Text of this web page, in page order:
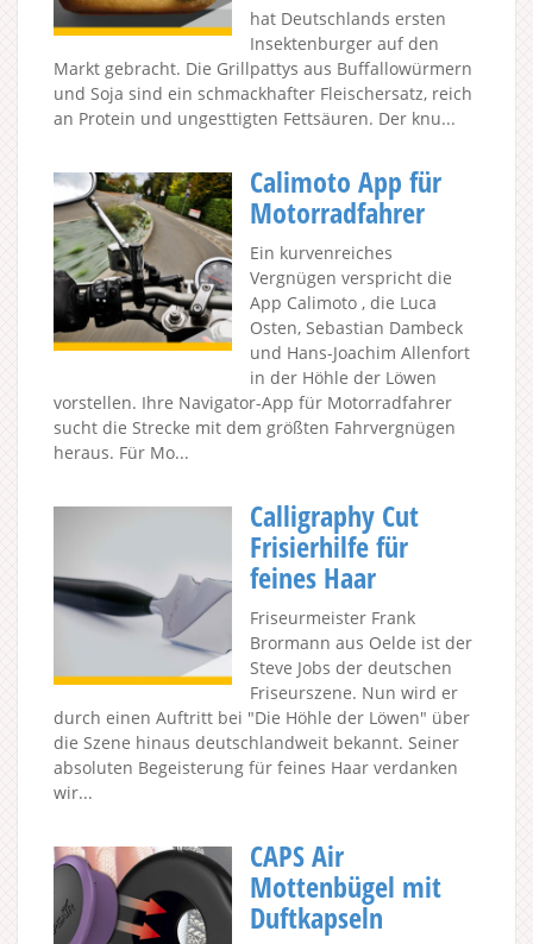
hat Deutschlands ersten
Insektenburger auf den
Markt gebracht. Die Grillpattys aus Buffallowürmern
und Soja sind ein schmackhafter Fleischersatz, reich
an Protein und ungesttigten Fettsäuren. Der knu...
Calimoto App für
Motorradfahrer
Ein kurvenreiches
Vergnügen verspricht die
App Calimoto , die Luca
Osten, Sebastian Dambeck
und Hans-Joachim Allenfort
in der Höhle der Löwen
vorstellen. Ihre Navigator-App für Motorradfahrer
sucht die Strecke mit dem größten Fahrvergnügen
heraus. Für Mo...
Calligraphy Cut
Frisierhilfe für
feines Haar
Friseurmeister Frank
Brormann aus Oelde ist der
Steve Jobs der deutschen
Friseurszene. Nun wird er
durch einen Auftritt bei "Die Höhle der Löwen" über
die Szene hinaus deutschlandweit bekannt. Seiner
absoluten Begeisterung für feines Haar verdanken
wir...
CAPS Air
Mottenbügel mit
Duftkapseln